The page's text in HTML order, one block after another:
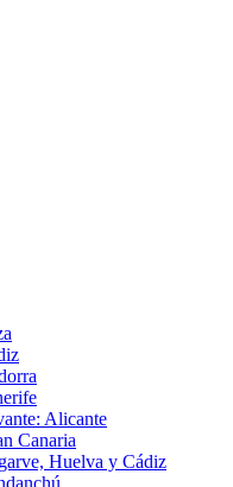
Alicante
Canaria
Huelva y Cádiz